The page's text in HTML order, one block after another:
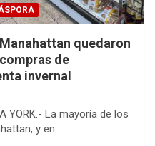
quedaron
de
invernal
YORK.- La mayoría de los
y en…